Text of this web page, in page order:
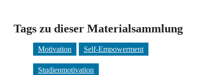
Tags zu dieser Materialsammlung
Motivation Self-Empowerment
Studienmotivation